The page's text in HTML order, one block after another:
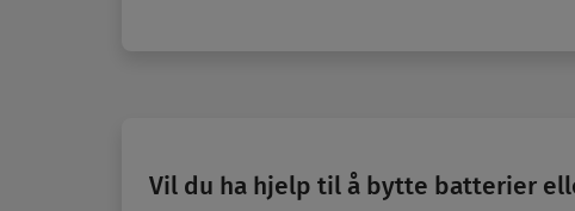
Vil du ha hjelp til å bytte batterier